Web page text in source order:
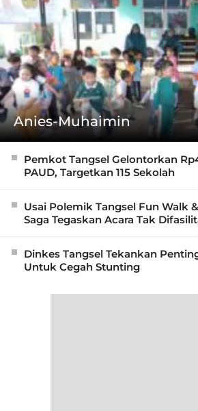
Anies-Muhaimin
Pemkot Tangsel Gelontorkan
PAUD, Targetkan 115 Sekolah
Usai Polemik Tangsel Fun Walk
Saga Tegaskan Acara Tak
Dinkes Tangsel Tekankan
Untuk Cegah Stunting